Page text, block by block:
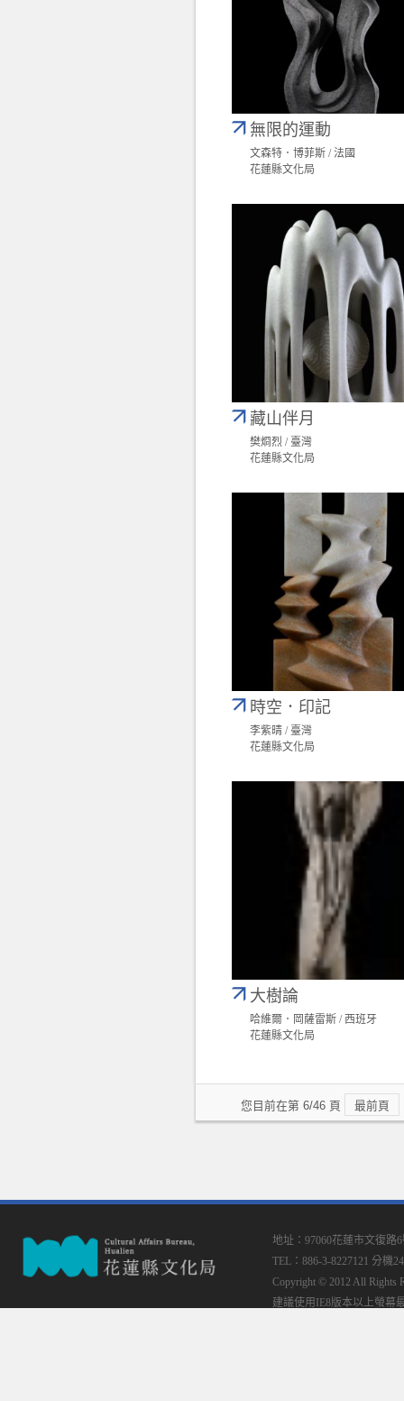
無限的運動
文森特．博菲斯 / 法國
花蓮縣文化局
藏山伴月
樊烱烈 / 臺灣
花蓮縣文化局
時空．印記
李紫晴 / 臺灣
花蓮縣文化局
大樹論
哈維爾．岡薩雷斯 / 西班牙
花蓮縣文化局
您目前在第 6/46 頁 最前頁
地址：97060花蓮市文復路
TEL：886-3-8227121 分機
Copyright © 2012 All Rights
建議使用IE8版本以上螢幕